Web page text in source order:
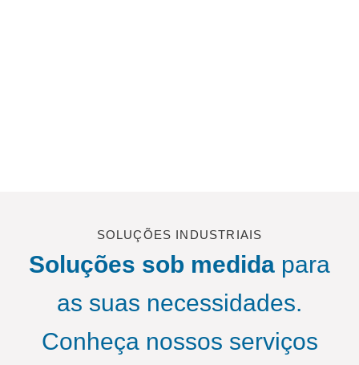
SOLUÇÕES INDUSTRIAIS
Soluções sob medida para
as suas necessidades.
Conheça nossos serviços